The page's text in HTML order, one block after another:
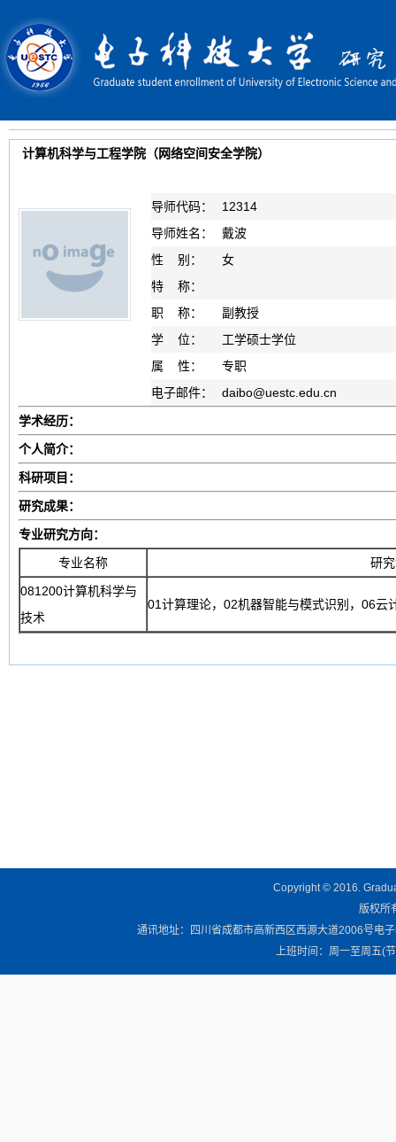
计算机科学与工程学院（网络空间安全学院）
导师代码：
12314
导师姓名：
戴波
性 别：
女
特 称：
职 称：
副教授
学 位：
工学硕士学位
属 性：
专职
电子邮件：
daibo@uestc.edu.cn
学术经历：
个人简介：
科研项目：
研究成果：
专业研究方向：
专业名称
研
081200计算机科学与
技术
01计算理论，02机器智能与模式识别，06云
Copyright © 2016.
版权所
通讯地址：四川省成都市高新西区西源大道2006号电
上班时间：周一至周五(